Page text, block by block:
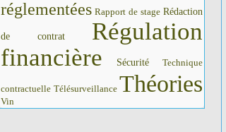
réglementées Rapport de stage Rédaction
de contrat
Régulation
financière
Sécurité Technique
contractuelle Télésurveillance Théories
Vin